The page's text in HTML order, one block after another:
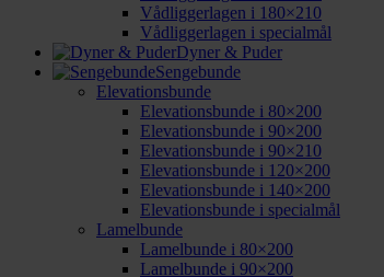
Vådliggerlagen i 180×210
Vådliggerlagen i specialmål
Dyner & Puder
Sengebunde
Elevationsbunde
Elevationsbunde i 80×200
Elevationsbunde i 90×200
Elevationsbunde i 90×210
Elevationsbunde i 120×200
Elevationsbunde i 140×200
Elevationsbunde i specialmål
Lamelbunde
Lamelbunde i 80×200
Lamelbunde i 90×200